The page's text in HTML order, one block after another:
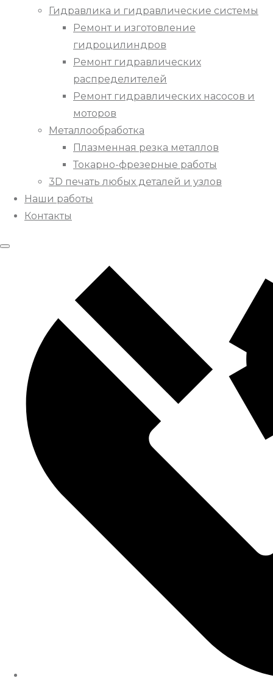
Гидравлика и гидравлические системы
Ремонт и изготовление
гидроцилиндров
Ремонт гидравлических
распределителей
Ремонт гидравлических насосов и
моторов
Металлообработка
Плазменная резка металлов
Токарно-фрезерные работы
3D печать любых деталей и узлов
Наши работы
Контакты